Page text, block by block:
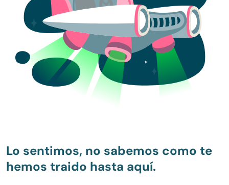
Lo sentimos, no sabemos como te
hemos traido hasta aquí.